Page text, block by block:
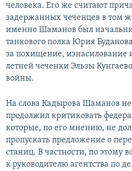
человека. Его же считают
задержанных чеченцев в том
именно Шаманов был
танкового полка Юрия
за похищение, изнасилование
летней чеченки Эльзы
войны.
На слова Кадырова Шаманов не
продолжил критиковать
которые, по его мнению, не
пропускать предложение о
станиц. В частности, по этому
к руководителю агентства по